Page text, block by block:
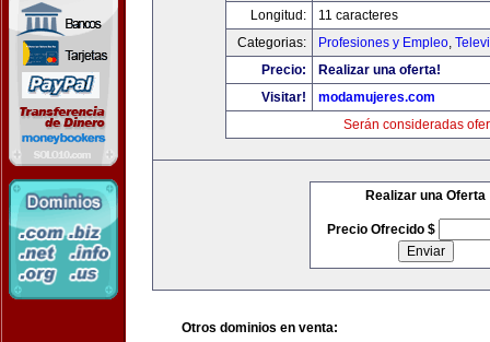
Longitud:
11 caracteres
Categorias:
Profesiones y Empleo,
Precio:
Realizar una oferta!
Visitar!
modamujeres.com
Serán consideradas
Realizar una Oferta
Precio Ofrecido $
Otros dominios en venta: